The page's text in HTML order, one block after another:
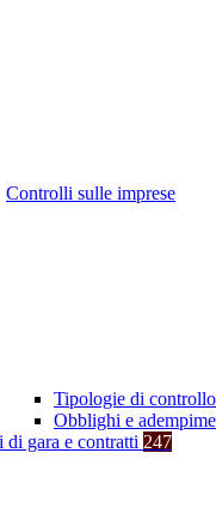
Controlli sulle imprese
Tipologie di controllo
Obblighi e
di gara e contratti 247